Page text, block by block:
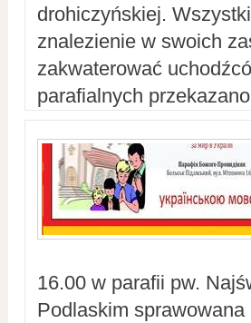
drohiczyńskiej.
znalezienie w swoich
zakwaterować
parafialnych
16.00 w parafii pw.
Podlaskim